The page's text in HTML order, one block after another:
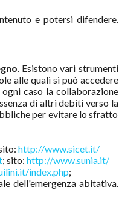
e potersi difendere.
. Esistono vari strumenti
alle quali si può accedere
caso la collaborazione
di altri debiti verso la
per evitare lo sfratto
http://www.sicet.it/
; sito: http://www.sunia.it/
index.php;
dell'emergenza abitativa.